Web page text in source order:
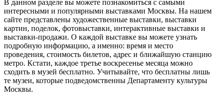
В данном разделе вы можете познакомиться с самыми
интересными и популярными выставками Москвы. На нашем
сайте представлены художественные выставки, выставки
картин, поделок, фотовыставки, интерактивные выставки и
выставки-продажи. О каждой выставке вы можете узнать
подробную информацию, а именно: время и место
проведения, стоимость билетов, адрес и ближайшую станцию
метро. Кстати, каждое третье воскресенье месяца можно
сходить в музей бесплатно. Учитывайте, что бесплатны лишь
те музеи, которые подведомственны Департаменту культуры
Москвы.